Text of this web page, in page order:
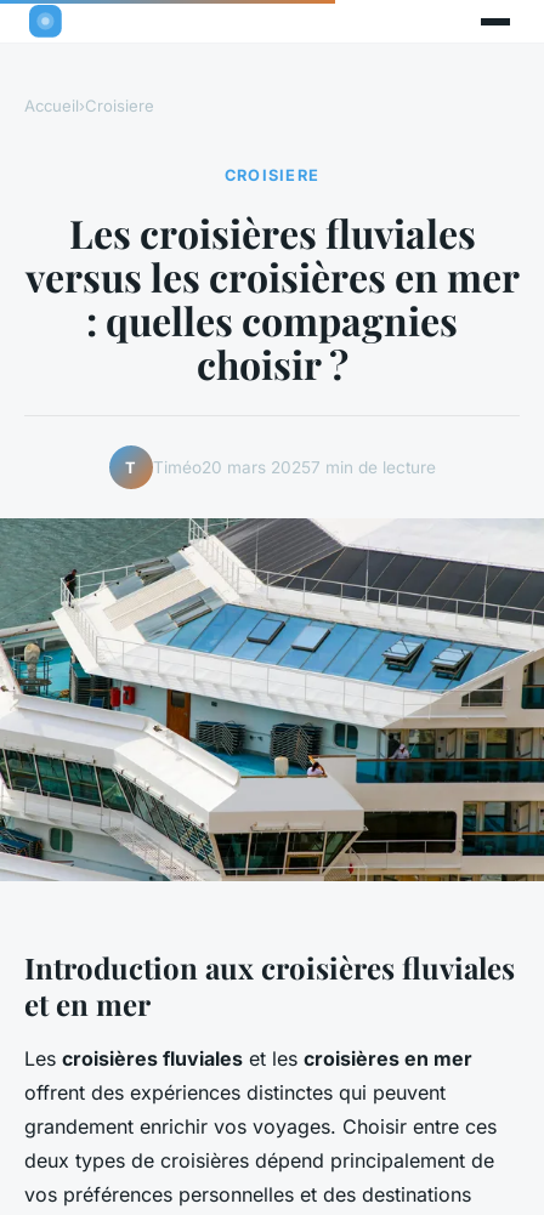
Accueil›Croisiere
CROISIERE
Les croisières fluviales
versus les croisières en mer
: quelles compagnies
choisir ?
T Timéo20 mars 20257 min de lecture
Introduction aux croisières fluviales
et en mer
Les croisières fluviales et les croisières en mer
offrent des expériences distinctes qui peuvent
grandement enrichir vos voyages. Choisir entre ces
deux types de croisières dépend principalement de
vos préférences personnelles et des destinations